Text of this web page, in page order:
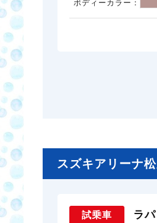
ボディーカラー：
スズキアリーナ
試乗車 ラ